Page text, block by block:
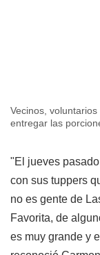
Vecinos,
entregar las
"El jueves
con sus tuppers
no es gente de
Favorita, de
es muy grande y